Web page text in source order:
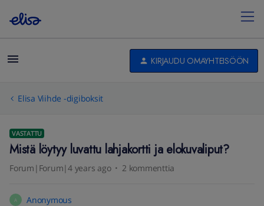
KIRJAUDU OMAYHTEISÖÖN
Elisa Viihde -digiboksit
VASTATTU
Mistä löytyy luvattu lahjakortti ja elokuvaliput?
Forum|Forum|4 years ago 2 kommenttia
A Anonymous